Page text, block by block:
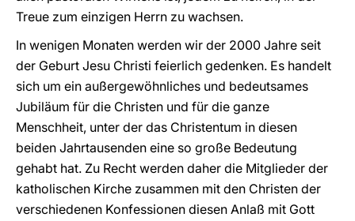
Treue zum einzigen Herrn zu wachsen.
In wenigen Monaten werden wir der 2000 Jahre seit
der Geburt Jesu Christi feierlich gedenken. Es handelt
sich um ein außergewöhnliches und bedeutsames
Jubiläum für die Christen und für die ganze
Menschheit, unter der das Christentum in diesen
beiden Jahrtausenden eine so große Bedeutung
gehabt hat. Zu Recht werden daher die Mitglieder der
katholischen Kirche zusammen mit den Christen der
verschiedenen Konfessionen diesen Anlaß mit Gott